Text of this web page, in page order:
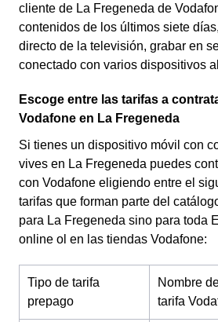
cliente de La Fregeneda de
contenidos de los últimos siete
directo de la televisión, grabar en
conectado con varios dispositivos
Escoge entre las tarifas a
Vodafone en La Fregeneda
Si tienes un dispositivo móvil con
vives en La Fregeneda puedes
con Vodafone eligiendo entre el
tarifas que forman parte del
para La Fregeneda sino para toda
online ol en las tiendas Vodafone:
Tipo de tarifa
prepago
Nombre
tarifa